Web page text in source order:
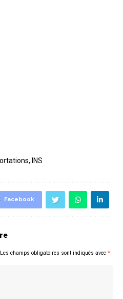
, INS
Facebook
Les champs obligatoires sont indiqués avec *